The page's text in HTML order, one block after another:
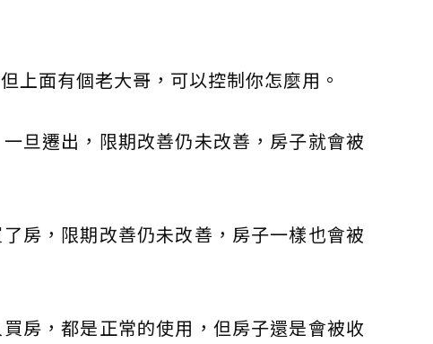
上面有個老大哥，可以控制你怎麼用。
旦遷出，限期改善仍未改善，房子就會被
房，限期改善仍未改善，房子一樣也會被
房，都是正常的使用，但房子還是會被收